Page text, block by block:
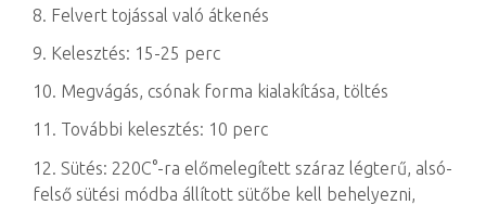
8. Felvert tojással való átkenés
9. Kelesztés: 15-25 perc
10. Megvágás, csónak forma kialakítása, töltés
11. További kelesztés: 10 perc
12. Sütés: 220C°-ra előmelegített száraz légterű, alsó-
felső sütési módba állított sütőbe kell behelyezni,